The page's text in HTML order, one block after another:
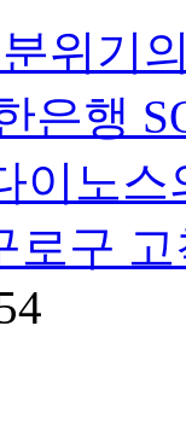
위기
은행
이노
로구